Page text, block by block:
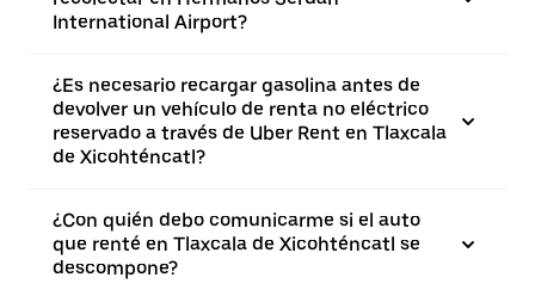
International Airport?
¿Es necesario recargar gasolina antes de
devolver un vehículo de renta no eléctrico
reservado a través de Uber Rent en Tlaxcala
de Xicohténcatl?
¿Con quién debo comunicarme si el auto
que renté en Tlaxcala de Xicohténcatl se
descompone?